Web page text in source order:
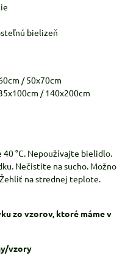
bielizeň
/ 50x70cm
/ 140x200cm
°C. Nepoužívajte bielidlo.
Nečistite na sucho. Možno
na strednej teplote.
zo vzorov, ktoré máme v
vzory